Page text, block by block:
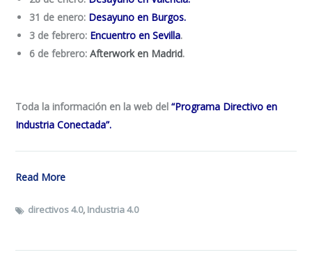
31 de enero: Desayuno en Burgos.
3 de febrero: Encuentro en Sevilla.
6 de febrero:Afterwork en Madrid.
Toda la información en la web del “Programa Directivo en
Industria Conectada”.
Read More
directivos 4.0, Industria 4.0